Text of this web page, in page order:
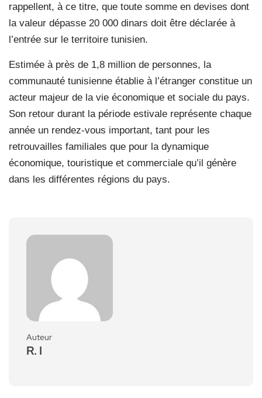
rappellent, à ce titre, que toute somme en devises dont
la valeur dépasse 20 000 dinars doit être déclarée à
l’entrée sur le territoire tunisien.
Estimée à près de 1,8 million de personnes, la
communauté tunisienne établie à l’étranger constitue un
acteur majeur de la vie économique et sociale du pays.
Son retour durant la période estivale représente chaque
année un rendez-vous important, tant pour les
retrouvailles familiales que pour la dynamique
économique, touristique et commerciale qu’il génère
dans les différentes régions du pays.
Auteur
R. I